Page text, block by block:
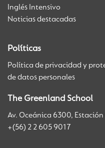
Inglés Intensivo
Noticias destacadas
Políticas
Política de privacidad y
de datos personales
The Greenland School
Av. Oceánica 6300,
+(56) 2 2 605 9017